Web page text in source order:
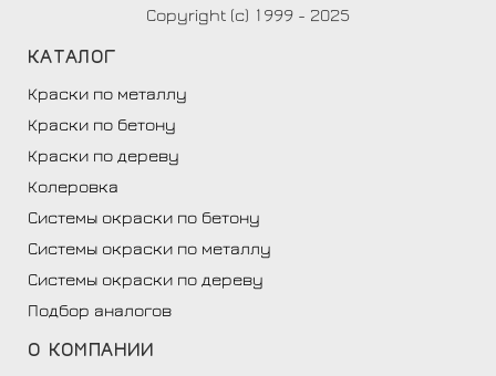
Copyright (c) 1999 - 2025
КАТАЛОГ
Краски по металлу
Краски по бетону
Краски по дереву
Колеровка
Системы окраски по бетону
Системы окраски по металлу
Системы окраски по дереву
Подбор аналогов
О КОМПАНИИ